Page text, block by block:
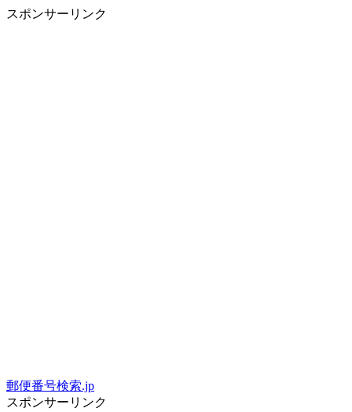
スポンサーリンク
郵便番号検索.jp
スポンサーリンク